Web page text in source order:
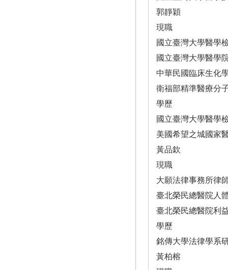
郭靜穎
現職
國立臺灣大學醫學
國立臺灣大學醫學
中華民國臨床生化
衛福部精準醫療分
學歷
國立臺灣大學醫學
美國希望之城國家
黃品欽
現職
大願法律事務所律
臺北榮民總醫院人
臺北榮民總醫院利
學歷
銘傳大學法律學系
黃柏榕